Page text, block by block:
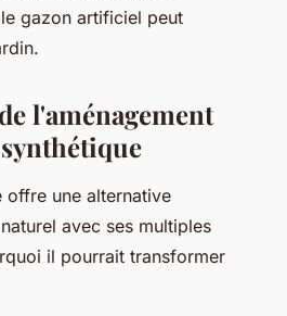
gazon artificiel peut
l'aménagement
offre une alternative
avec ses multiples
il pourrait transformer